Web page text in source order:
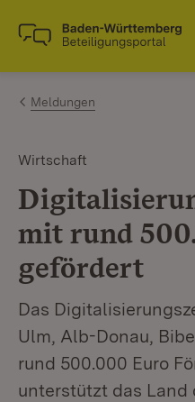
Zum Inhalt springen
Link zur Startseite
Meldungen
Wirtschaft
mit rund
gefördert
Das
Ulm, Alb-Donau,
rund 500.000 Euro
unterstützt das Land